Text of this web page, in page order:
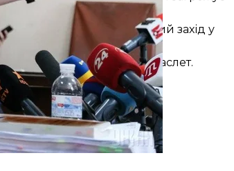
Розенблата запобіжний захід у
носити електронний браслет.